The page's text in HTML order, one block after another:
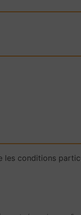
les conditions